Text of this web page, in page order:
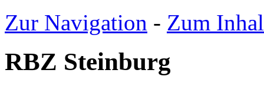
Zur Navigation - Zum
RBZ Steinburg